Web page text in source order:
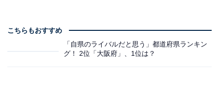
こちらもおすすめ
「自県のライバルだと思う」都道府県ランキン
グ！ 2位「大阪府」、1位は？